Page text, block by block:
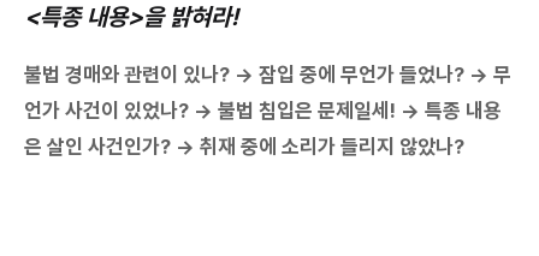
<특종 내용>을 밝혀라!
불법 경매와 관련이 있나? → 잠입 중에 무언가 들었나? → 무
언가 사건이 있었나? → 불법 침입은 문제일세! → 특종 내용
은 살인 사건인가? → 취재 중에 소리가 들리지 않았나?